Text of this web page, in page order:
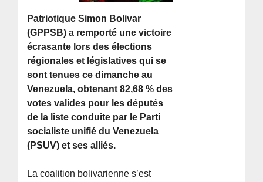
Patriotique Simon Bolivar
(GPPSB) a remporté une victoire
écrasante lors des élections
régionales et législatives qui se
sont tenues ce dimanche au
Venezuela, obtenant 82,68 % des
votes valides pour les députés
de la liste conduite par le Parti
socialiste unifié du Venezuela
(PSUV) et ses alliés.
La coalition bolivarienne s’est